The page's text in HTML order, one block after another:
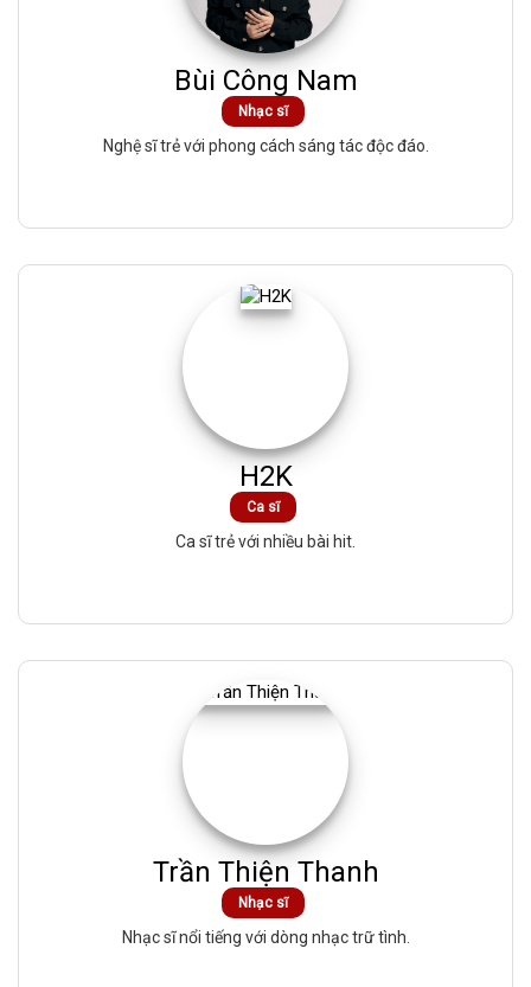
Bùi Công Nam
Nhạc sĩ
Nghệ sĩ trẻ với phong cách sáng tác độc đáo.
H2K
Ca sĩ
Ca sĩ trẻ với nhiều bài hit.
Trần Thiện Thanh
Nhạc sĩ
Nhạc sĩ nổi tiếng với dòng nhạc trữ tình.